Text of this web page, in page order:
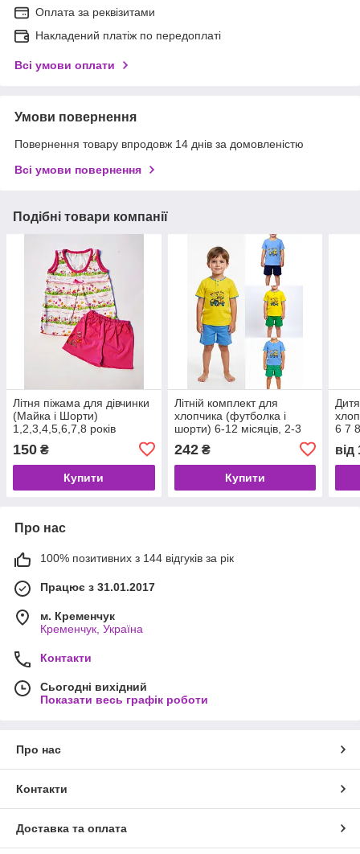
Оплата за реквізитами
Накладений платіж по передоплаті
Всі умови оплати
Умови повернення
Повернення товару впродовж 14 днів за домовленістю
Всі умови повернення
Подібні товари компанії
Літня піжама для дівчинки
(Майка і Шорти)
1,2,3,4,5,6,7,8 років
150 ₴
Купити
Літній комплект для
хлопчика (футболка і
шорти) 6-12 місяців, 2-3
242₴
Купити
6 7
від
Про нас
100% позитивних з 144 відгуків за рік
Працює з 31.01.2017
м. Кременчук
Кременчук, Україна
Контакти
Сьогодні вихідний
Показати весь графік роботи
Про нас
Контакти
Доставка та оплата